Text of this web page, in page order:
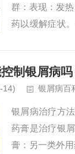
群：表现：发
药以缓解症状
制银屑病
14) 银屑病百
银屑病治疗方
药膏是治疗银
膏：另一类外